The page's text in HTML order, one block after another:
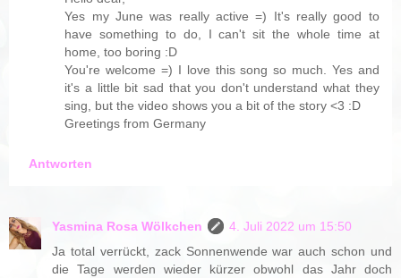
Yes my June was really active =) It's really good to
have something to do, I can't sit the whole time at
home, too boring :D
You're welcome =) I love this song so much. Yes and
it's a little bit sad that you don't understand what they
sing, but the video shows you a bit of the story <3 :D
Greetings from Germany
Antworten
Yasmina Rosa Wölkchen
4. Juli 2022 um 15:50
Ja total verrückt, zack Sonnenwende war auch schon und
die Tage werden wieder kürzer obwohl das Jahr doch